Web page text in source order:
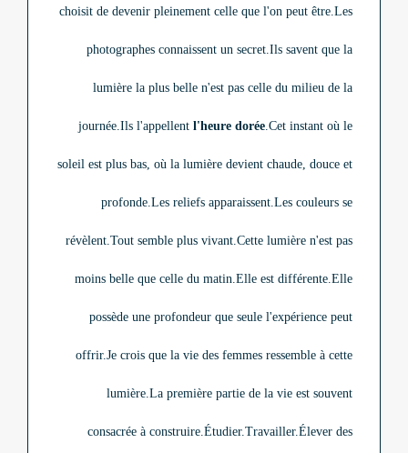
choisit de devenir pleinement celle que l'on peut être.Les
photographes connaissent un secret.Ils savent que la
lumière la plus belle n'est pas celle du milieu de la
journée.Ils l'appellent l'heure dorée.Cet instant où le
soleil est plus bas, où la lumière devient chaude, douce et
profonde.Les reliefs apparaissent.Les couleurs se
révèlent.Tout semble plus vivant.Cette lumière n'est pas
moins belle que celle du matin.Elle est différente.Elle
possède une profondeur que seule l'expérience peut
offrir.Je crois que la vie des femmes ressemble à cette
lumière.La première partie de la vie est souvent
consacrée à construire.Étudier.Travailler.Élever des